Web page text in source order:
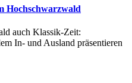
Hochschwarzwald
auch Klassik-Zeit:
In- und Ausland präsentieren